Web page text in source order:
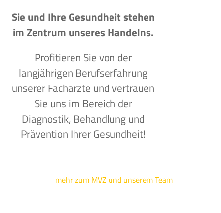
Sie und Ihre Gesundheit stehen
im Zentrum unseres Handelns.
Profitieren Sie von der
langjährigen Berufserfahrung
unserer Fachärzte und vertrauen
Sie uns im Bereich der
Diagnostik, Behandlung und
Prävention Ihrer Gesundheit!
mehr zum MVZ und unserem Team